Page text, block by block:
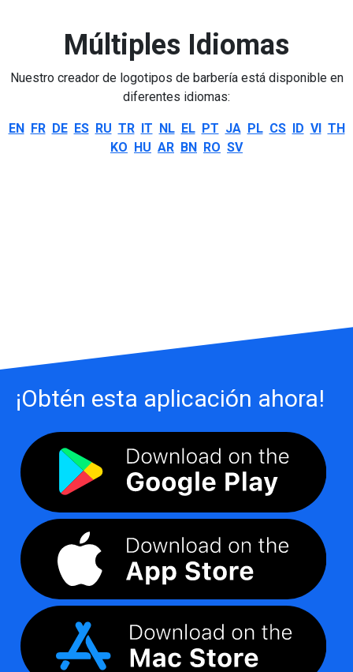
Múltiples Idiomas
Nuestro creador de logotipos de barbería está disponible en
diferentes idiomas:
EN FR DE ES RU TR IT NL EL PT JA PL CS ID VI TH
KO HU AR BN RO SV
¡Obtén esta aplicación ahora!